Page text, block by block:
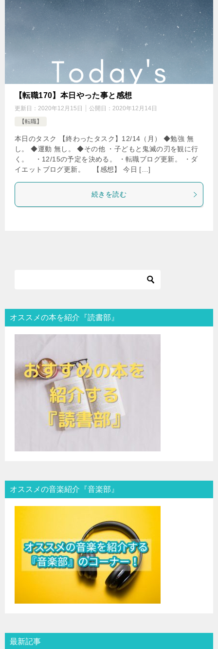
【転職170】本日やった事と感想
更新日： 2020年12月15日 公開日： 2020年12月14日
【転職】
本日のタスク 【終わったタスク】12/14（月） ◆勉強 無
し。 ◆運動 無し。 ◆その他 ・子どもと鬼滅の刃を観に行
く。 ・12/15の予定を決める。 ・転職ブログ更新。 ・ダ
イエットブログ更新。 【感想】 今日 […]
続きを読む
オススメの本を紹介『読書部』
オススメの音楽紹介『音楽部』
最新記事